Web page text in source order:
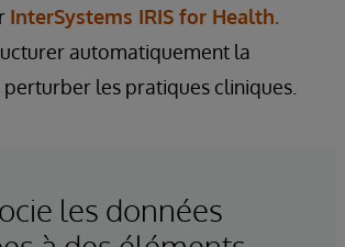
InterSystems IRIS for Health.
automatiquement la
perturber les pratiques cliniques.
les données